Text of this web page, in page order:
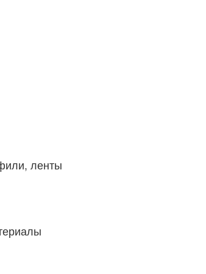
ленты